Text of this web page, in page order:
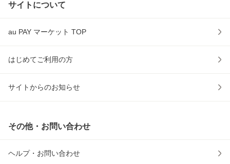
サイトについて
au PAY マーケット TOP
はじめてご利用の方
サイトからのお知らせ
その他・お問い合わせ
ヘルプ・お問い合わせ